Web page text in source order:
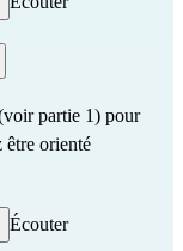
partie 1) pour
orienté
Écouter